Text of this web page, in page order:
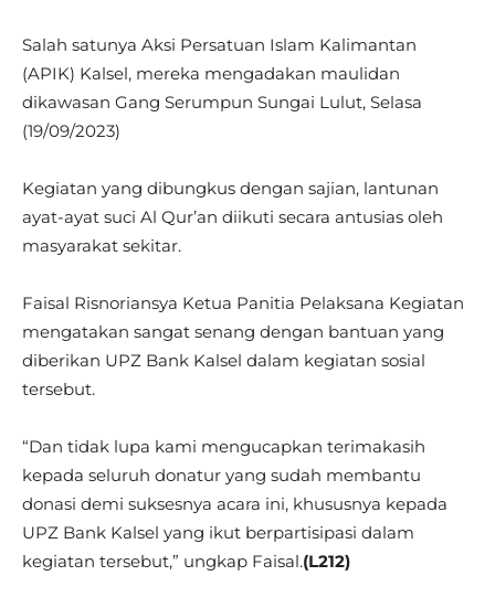
Salah satunya Aksi Persatuan Islam Kalimantan
(APIK) Kalsel, mereka mengadakan maulidan
dikawasan Gang Serumpun Sungai Lulut, Selasa
(19/09/2023)
Kegiatan yang dibungkus dengan sajian, lantunan
ayat-ayat suci Al Qur’an diikuti secara antusias oleh
masyarakat sekitar.
Faisal Risnoriansya Ketua Panitia Pelaksana Kegiatan
mengatakan sangat senang dengan bantuan yang
diberikan UPZ Bank Kalsel dalam kegiatan sosial
tersebut.
“Dan tidak lupa kami mengucapkan terimakasih
kepada seluruh donatur yang sudah membantu
donasi demi suksesnya acara ini, khususnya kepada
UPZ Bank Kalsel yang ikut berpartisipasi dalam
kegiatan tersebut,” ungkap Faisal.(L212)